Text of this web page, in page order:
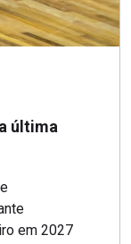
última
em 2027